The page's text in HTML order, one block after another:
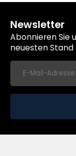
Newsletter
Abonnieren Sie
neuesten Stand